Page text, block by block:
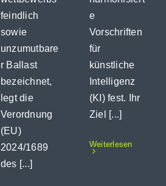
feindlich
sowie
unzumutbare
r Ballast
bezeichnet,
legt die
Verordnung
(EU)
2024/1689
des [...]
e
Vorschriften
für
künstliche
Intelligenz
(KI) fest. Ihr
Ziel [...]
Weiterlesen